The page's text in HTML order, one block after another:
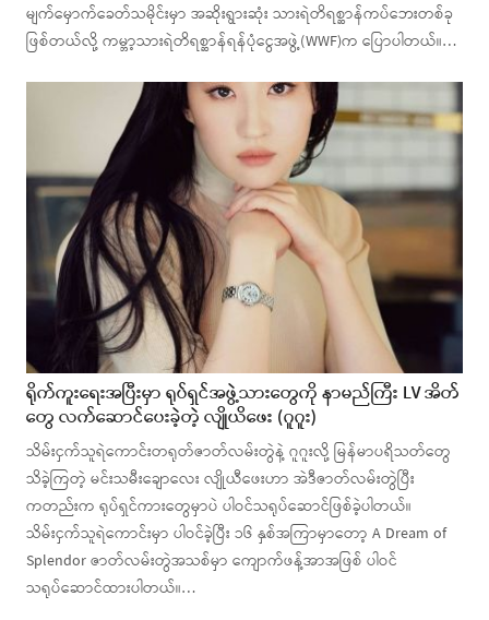
မျက်မှောက်ခေတ်သမိုင်းမှာ အဆိုးရွားဆုံး သားရဲတိရစ္ဆာန်ကပ်ဘေးတစ်ခု
ဖြစ်တယ်လို့ ကမ္ဘာ့သားရဲတိရစ္ဆာန်ရန်ပုံငွေအဖွဲ့(WWF)က ပြောပါတယ်။…
ရိုက်ကူးရေးအပြီးမှာ ရုပ်ရှင်အဖွဲ့သားတွေကို နာမည်ကြီး LV အိတ်
တွေ လက်ဆောင်ပေးခဲ့တဲ့ လျိုယိဖေး (ဂူဂူး)
သိမ်းငှက်သူရဲကောင်းတရုတ်ဇာတ်လမ်းတွဲနဲ့ ဂူဂူးလို့ မြန်မာပရိသတ်တွေ
သိခဲ့ကြတဲ့ မင်းသမီးချောလေး လျိုယီ​ဖေးဟာ အဲဒီဇာတ်လမ်းတွဲပြီး
ကတည်းက ရုပ်ရှင်ကားတွေမှာပဲ ပါဝင်သရုပ်ဆောင်ဖြစ်ခဲ့ပါတယ်။
သိမ်းငှက်သူရဲကောင်းမှာ ပါဝင်ခဲ့ပြီး ၁၆ နှစ်အကြာမှာတော့ A Dream of
Splendor ဇာတ်လမ်းတွဲအသစ်မှာ ကျောက်ဖန့်အာအဖြစ် ပါဝင်
သရုပ်ဆောင်ထားပါတယ်။…